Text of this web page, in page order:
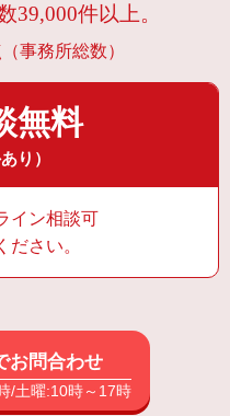
39,000件以上。
事務所総数）
無料
り）
イン相談可
ださい。
お問合わせ
/土曜:10時～17時